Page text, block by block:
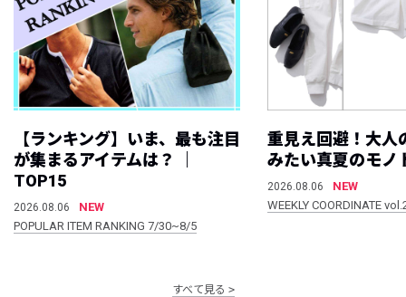
【ランキング】いま、最も注目
が集まるアイテムは？ ｜
TOP15
2026.08.06
NEW
POPULAR ITEM RANKING 7/30~8/5
重見え回避！大人
みたい真夏のモノ
2026.08.06
NEW
WEEKLY COORDINATE
すべて見る